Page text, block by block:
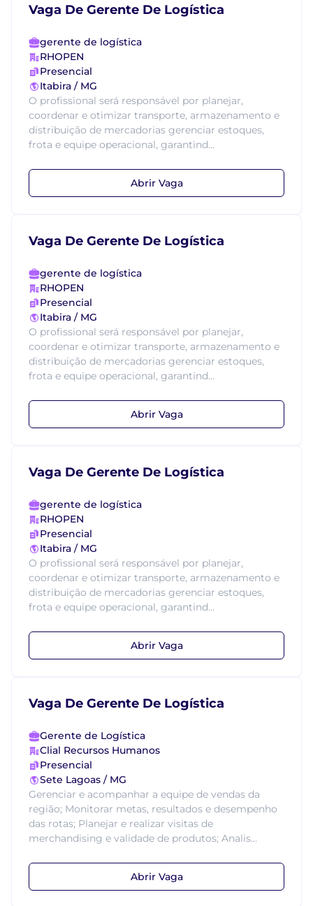
Vaga De Gerente De Logística
gerente de logística
RHOPEN
Presencial
Itabira / MG
O profissional será responsável por planejar,
coordenar e otimizar transporte, armazenamento e
distribuição de mercadorias gerenciar estoques,
frota e equipe operacional, garantind...
Abrir Vaga
Vaga De Gerente De Logística
gerente de logística
RHOPEN
Presencial
Itabira / MG
O profissional será responsável por planejar,
coordenar e otimizar transporte, armazenamento e
distribuição de mercadorias gerenciar estoques,
frota e equipe operacional, garantind...
Abrir Vaga
Vaga De Gerente De Logística
gerente de logística
RHOPEN
Presencial
Itabira / MG
O profissional será responsável por planejar,
coordenar e otimizar transporte, armazenamento e
distribuição de mercadorias gerenciar estoques,
frota e equipe operacional, garantind...
Abrir Vaga
Vaga De Gerente De Logística
Gerente de Logística
Clial Recursos Humanos
Presencial
Sete Lagoas / MG
Gerenciar e acompanhar a equipe de vendas da
região; Monitorar metas, resultados e desempenho
das rotas; Planejar e realizar visitas de
merchandising e validade de produtos; Analis...
Abrir Vaga